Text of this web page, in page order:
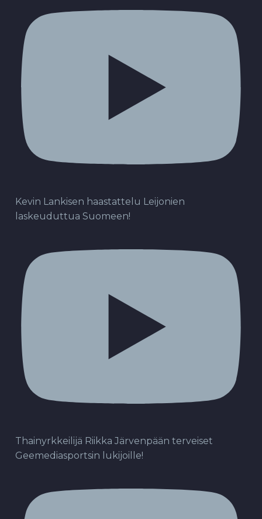
Kevin Lankisen haastattelu Leijonien
laskeuduttua Suomeen!
Thainyrkkeilijä Riikka Järvenpään terveiset
Geemediasportsin lukijoille!